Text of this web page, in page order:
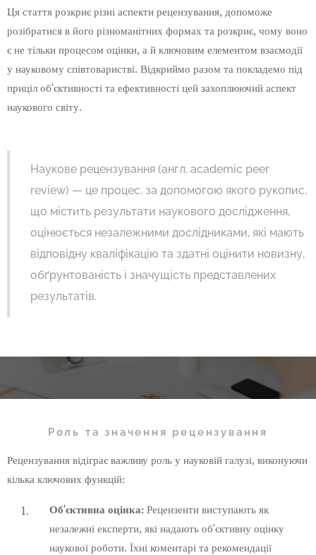
Ця стаття розкриє різні аспекти рецензування, допоможе
розібратися в його різноманітних формах та розкриє, чому воно
є не тільки процесом оцінки, а й ключовим елементом взаємодії
у науковому співтоваристві. Відкриймо разом та покладемо під
приціл об'єктивності та ефективності цей захоплюючий аспект
наукового світу.
Наукове рецензування (англ. academic peer
review) — це процес, за допомогою якого рукопис,
що містить результати наукового дослідження,
оцінюється незалежними дослідниками, які мають
відповідну кваліфікацію та здатні оцінити новизну,
обґрунтованість і значущість представлених
результатів.
Роль та значення рецензування
Рецензування відіграє важливу роль у науковій галузі, виконуючи
кілька ключових функцій:
Об'єктивна оцінка: Рецензенти виступають як
незалежні експерти, які надають об'єктивну оцінку
наукової роботи. Їхні коментарі та рекомендації